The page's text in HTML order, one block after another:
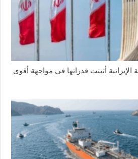
أثبتت قدراتها في مواجهة أقوى